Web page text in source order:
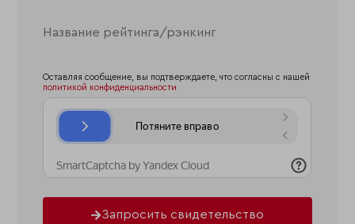
Оставляя сообщение, вы подтверждаете, что согласны с нашей
политикой конфиденциальности
Запросить свидетельство